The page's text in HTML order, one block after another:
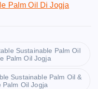
Palm Oil Di Jogja
Sustainable Palm Oil
Palm Oil Jogja
Sustainable Palm Oil &
Palm Oil Jogja